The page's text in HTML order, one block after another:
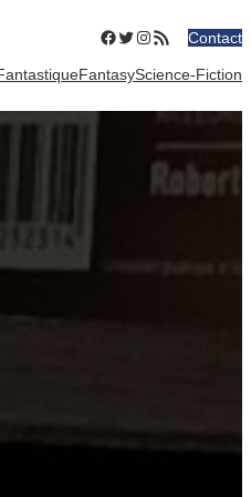
Facebook
Twitter
Instagram
Flux RSSContact
FantasyScience-Fiction